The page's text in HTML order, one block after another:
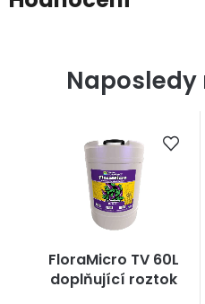
FloraMicro TV 60L
doplňující roztok